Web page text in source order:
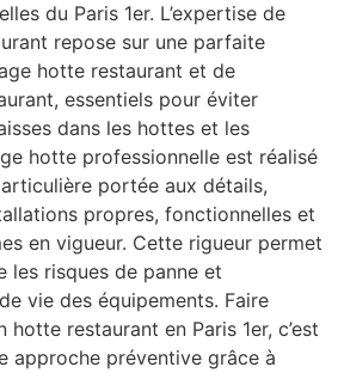
du Paris 1er. L’expertise de
repose sur une parfaite
hotte restaurant et de
essentiels pour éviter
dans les hottes et les
hotte professionnelle est réalisé
portée aux détails,
propres, fonctionnelles et
en vigueur. Cette rigueur permet
les risques de panne et
vie des équipements. Faire
restaurant en Paris 1er, c’est
approche préventive grâce à